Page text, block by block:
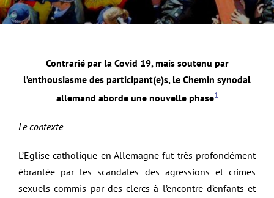
Contrarié par la Covid 19, mais soutenu par
l’enthousiasme des participant(e)s, le Chemin synodal
allemand aborde une nouvelle phase1
Le contexte
L’Eglise catholique en Allemagne fut très profondément
ébranlée par les scandales des agressions et crimes
sexuels commis par des clercs à l’encontre d’enfants et